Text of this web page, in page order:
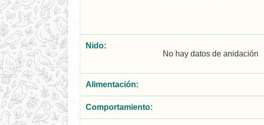
Nido:
No hay datos de anidación
Alimentación:
Comportamiento: